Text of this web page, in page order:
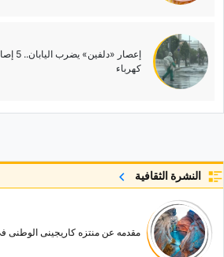
إعصار
کهرباء
النشرة الثقافية
مقدمه عن منتزه کاریجینی الوطنی